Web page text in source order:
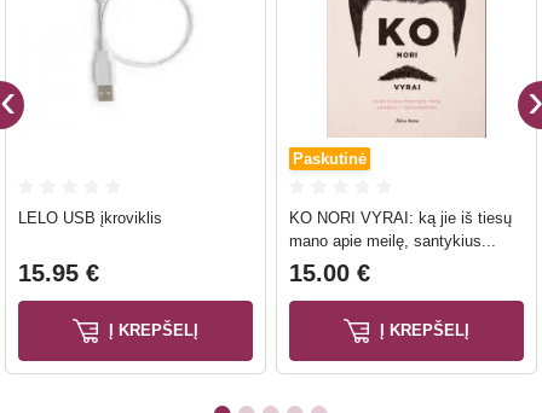
LELO USB įkroviklis
15.95 €
Į KREPŠELĮ
Paskutinė
KO NORI VYRAI: ką jie iš tiesų
mano apie meilę, santykius...
15.00 €
Į KREPŠELĮ